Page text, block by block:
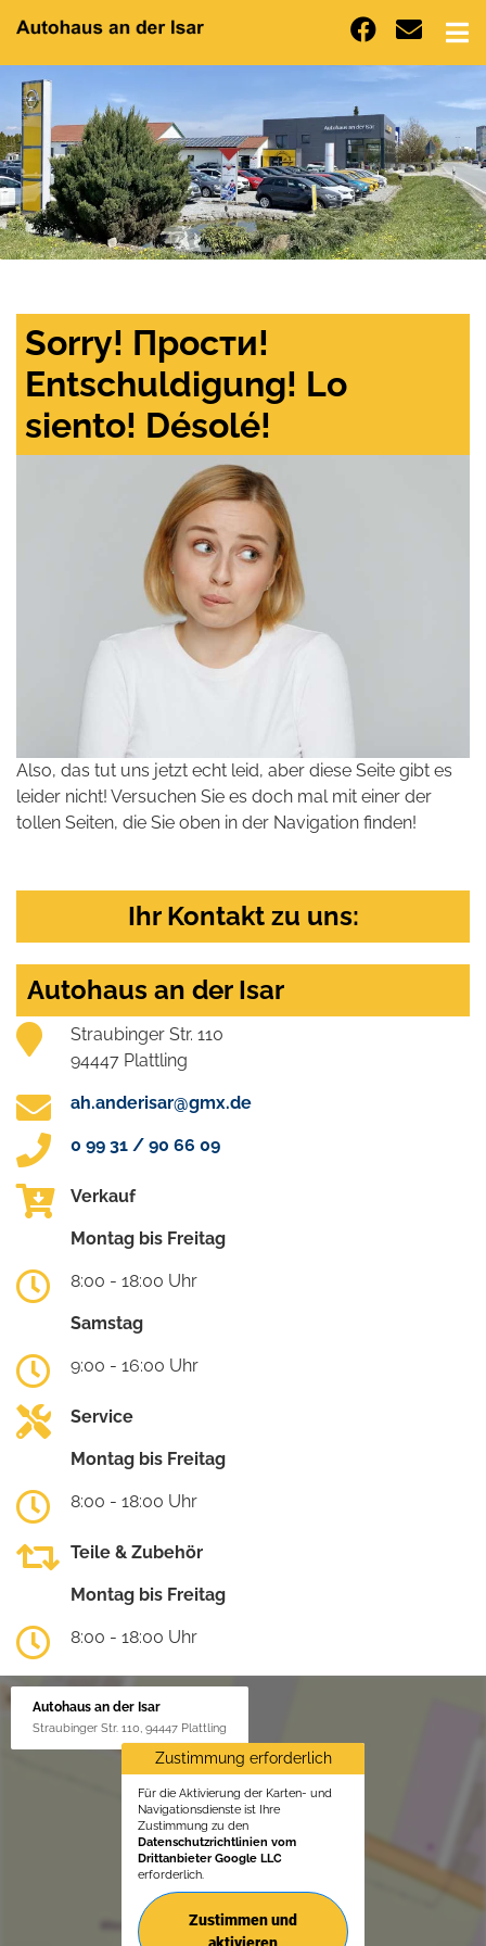
Sorry! Прости!
Entschuldigung! Lo
siento! Désolé!
Also, das tut uns jetzt echt leid, aber diese Seite gibt es
leider nicht! Versuchen Sie es doch mal mit einer der
tollen Seiten, die Sie oben in der Navigation finden!
Ihr Kontakt zu uns:
Autohaus an der Isar
Straubinger Str. 110
94447 Plattling
ah.anderisar@gmx.de
0 99 31 / 90 66 09
Verkauf
Montag bis Freitag
8:00 - 18:00 Uhr
Samstag
9:00 - 16:00 Uhr
Service
Montag bis Freitag
8:00 - 18:00 Uhr
Teile & Zubehör
Montag bis Freitag
8:00 - 18:00 Uhr
Autohaus an der Isar
Straubinger Str. 110, 94447 Plattling
Zustimmung erforderlich
Für die Aktivierung der Karten- und
Navigationsdienste ist Ihre
Zustimmung zu den
Datenschutzrichtlinien vom
Drittanbieter Google LLC
erforderlich.
Zustimmen und